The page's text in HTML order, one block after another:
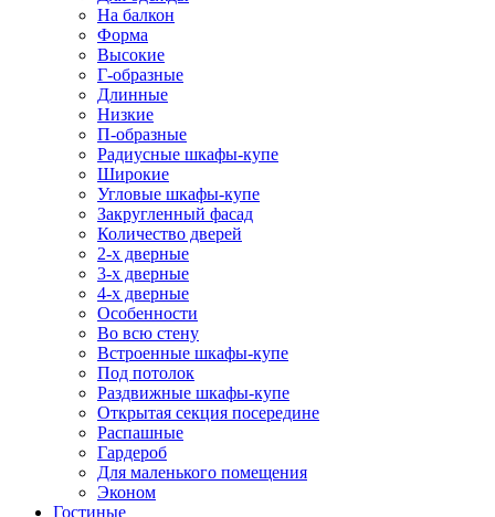
На балкон
Форма
Высокие
Г-образные
Длинные
Низкие
П-образные
Радиусные шкафы-купе
Широкие
Угловые шкафы-купе
Закругленный фасад
Количество дверей
2-х дверные
3-х дверные
4-х дверные
Особенности
Во всю стену
Встроенные шкафы-купе
Под потолок
Раздвижные шкафы-купе
Открытая секция посередине
Распашные
Гардероб
Для маленького помещения
Эконом
Гостиные